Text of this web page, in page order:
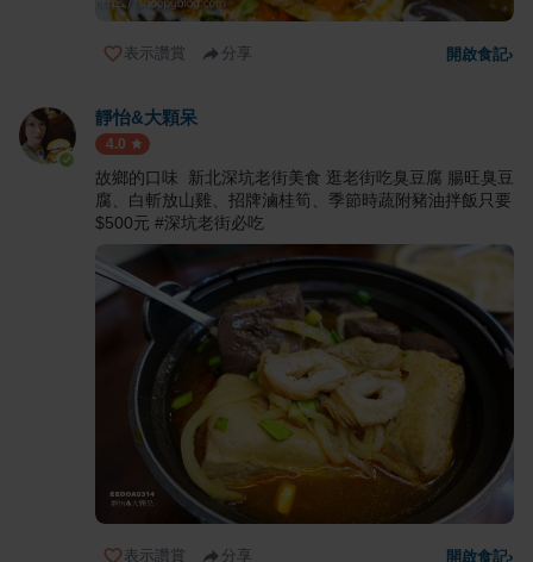
表示讚賞 分享 開啟食記›
靜怡&大顆呆
4.0
故鄉的口味 新北深坑老街美食 逛老街吃臭豆腐 腸旺臭豆
腐、白斬放山雞、招牌滷桂筍、季節時蔬附豬油拌飯只要
$500元 #深坑老街必吃
表示讚賞 分享 開啟食記›